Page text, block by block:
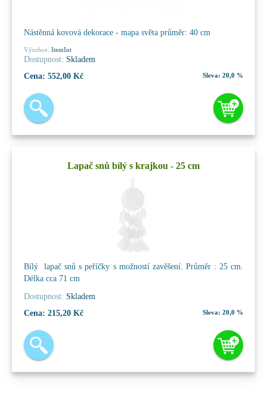
Nástěnná kovová dekorace - mapa světa průměr: 40 cm
Výrobce: ItemInt
Dostupnost: Skladem
Cena: 552,00 Kč Sleva: 20,0 %
Lapač snů bílý s krajkou - 25 cm
Bílý lapač snů s peříčky s možností zavěšení. Průměr : 25 cm.
Délka cca 71 cm
Dostupnost: Skladem
Cena: 215,20 Kč Sleva: 20,0 %